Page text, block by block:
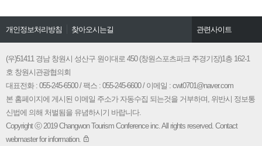
개인정보처리방침 찾아오시는길 관련사이트
창원시문화관광
경남관광협회
창원시청
(우)51411 경남 창원시 성산구 원이대로 450 (창원스포츠파크 주경기장)1층 162-1
호 창원시관광협의회
대표전화 : 055-245-6500 / 팩스 : 055-245-6600 / 이메일 : cwt0701@naver.com
본 홈페이지에 게시된 이메일 주소가 자동수집 되는것을 거부하며, 위반시 정보통
신법에 의해 처벌됨을 유념하시기 바랍니다.
Copyright ⓒ 2019 Changwon Tourism Conference inc. All rights reserved. Contact
webmaster for information.